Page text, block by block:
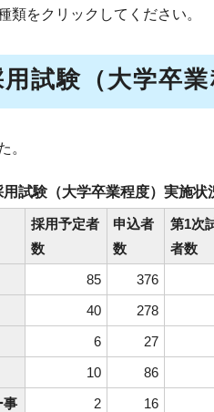
類をクリックしてください。
試験（大学卒業
。
試験（大学卒業程度）実施状
採用予定者
数
申込者
数
第1次
者数
85 376
40 278
6 27
10 86
事
2 16